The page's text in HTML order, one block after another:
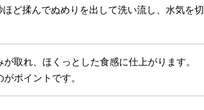
ど揉んでぬめりを出して洗い流し、水気を切
取れ、ほくっとした食感に仕上がります。
ポイントです。